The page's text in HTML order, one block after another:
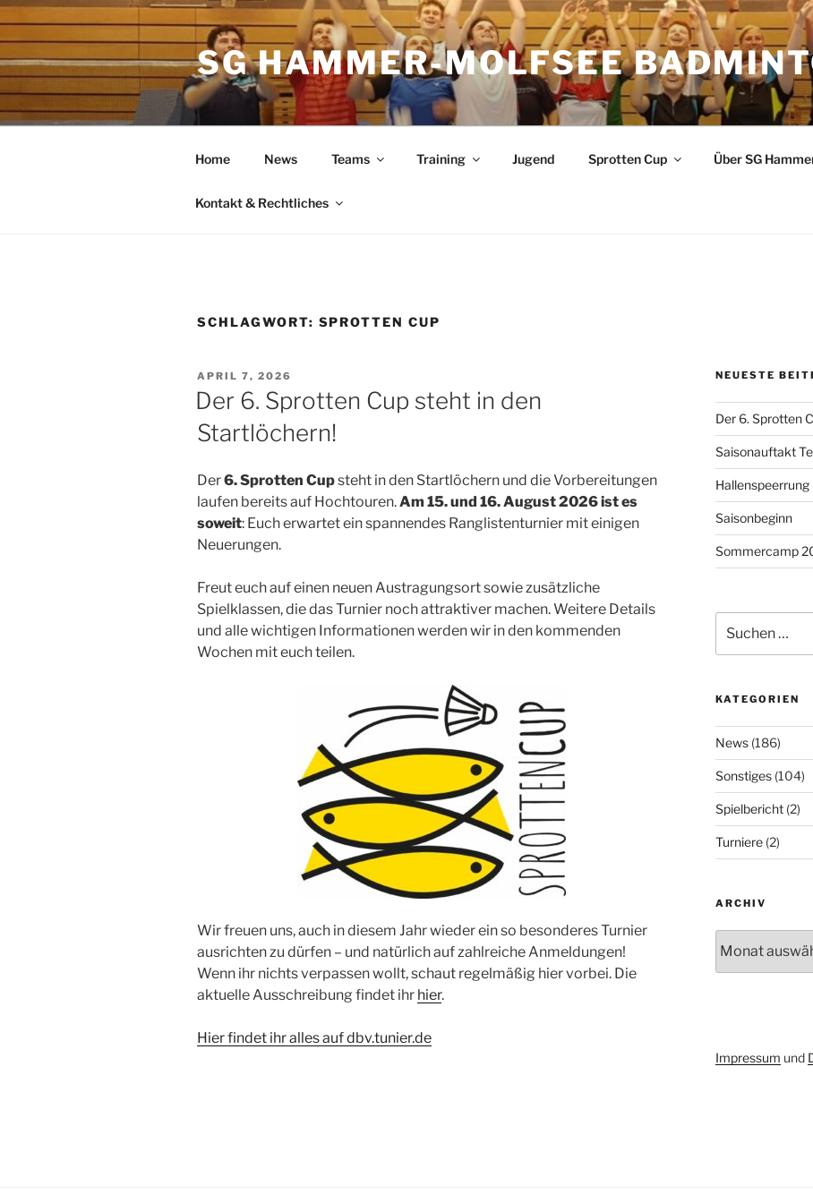
Zum
Inhalt
SG HAMMER-MOLFSEE
Home News Teams Training Jugend Sprotten Cup Über SG
Kontakt & Rechtliches
SCHLAGWORT: SPROTTEN CUP
VERÖFFENTLICHT
AM
APRIL 7, 2026
Der 6. Sprotten Cup steht in den
Startlöchern!
Der6. Sprotten Cupsteht in den Startlöchern und die Vorbereitungen
laufen bereits auf Hochtouren.Am 15. und 16. August 2026 ist es
soweit: Euch erwartet ein spannendes Ranglistenturnier mit einigen
Neuerungen.
Freut euch auf einen neuen Austragungsort sowie zusätzliche
Spielklassen, die das Turnier noch attraktiver machen. Weitere Details
und alle wichtigen Informationen werden wir in den kommenden
Wochen mit euch teilen.
Wir freuen uns, auch in diesem Jahr wieder ein so besonderes Turnier
ausrichten zu dürfen – und natürlich auf zahlreiche Anmeldungen!
Wenn ihr nichts verpassen wollt, schaut regelmäßig hier vorbei. Die
aktuelle Ausschreibung findet ihr hier.
Hier findet ihr alles auf dbv.tunier.de
NEUESTE
Der 6. Sprotten
Saisonauftakt
Hallenspeerrung
Saisonbeginn
Sommercamp
nach:
KATEGORIEN
News(186)
Sonstiges(104)
Spielbericht(2)
Turniere(2)
ARCHIV
Impressum und